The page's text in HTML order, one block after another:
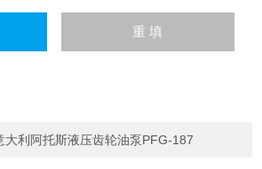
大利阿托斯液压齿轮油泵PFG-187